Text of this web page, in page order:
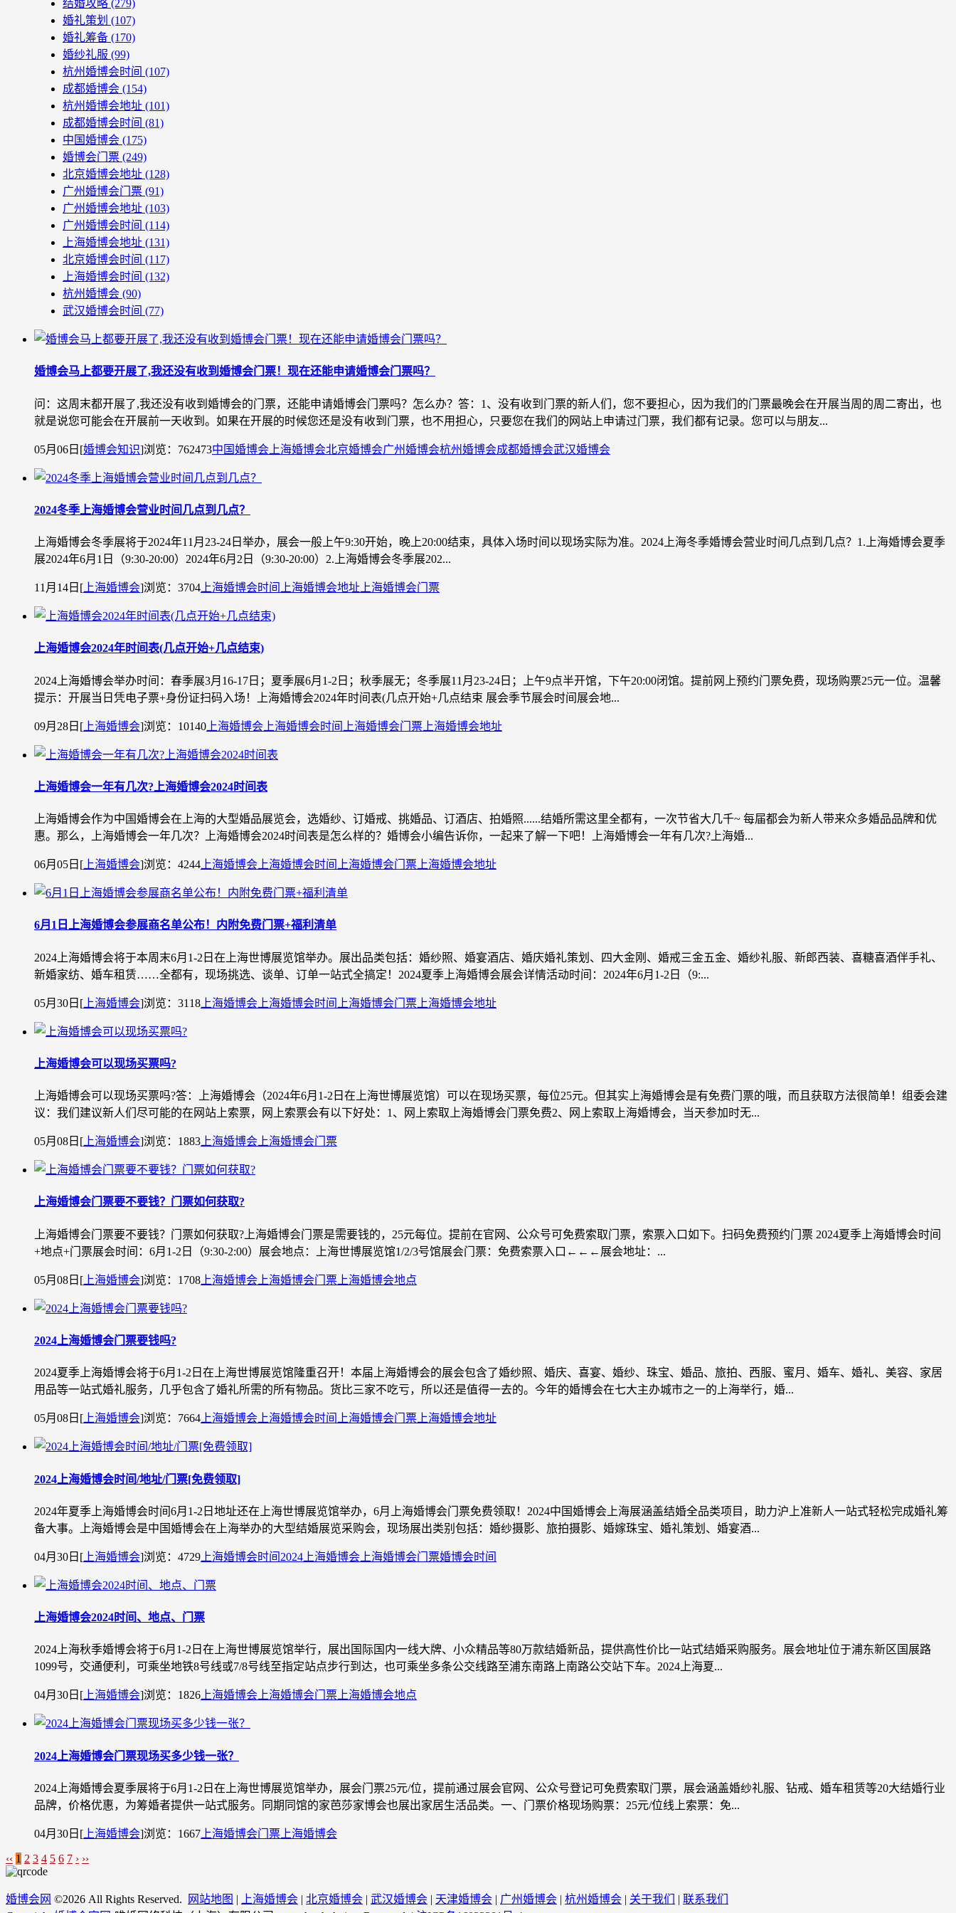
结婚攻略 (279)
婚礼策划 (107)
婚礼筹备 (170)
婚纱礼服 (99)
杭州婚博会时间 (107)
成都婚博会 (154)
杭州婚博会地址 (101)
成都婚博会时间 (81)
中国婚博会 (175)
婚博会门票 (249)
北京婚博会地址 (128)
广州婚博会门票 (91)
广州婚博会地址 (103)
广州婚博会时间 (114)
上海婚博会地址 (131)
北京婚博会时间 (117)
上海婚博会时间 (132)
杭州婚博会 (90)
武汉婚博会时间 (77)
婚博会马上都要开展了,我还没有收到婚博会门票！现在还能申请婚博会门票吗？
问：这周末都开展了,我还没有收到婚博会的门票，还能申请婚博会门票吗？怎么办？答：1、没有收到门票的新人们，您不要担心，因为我们的门票最晚会在开展当周的周二寄出，也
就是说您可能会在开展前一天收到。如果在开展的时候您还是没有收到门票，也不用担心，只要您在我们的网站上申请过门票，我们都有记录。您可以与朋友...
05月06日 [婚博会知识]浏览：762473中国婚博会 上海婚博会北京婚博会广州婚博会杭州婚博会成都婚博会武汉婚博会
2024冬季上海婚博会营业时间几点到几点？
上海婚博会冬季展将于2024年11月23-24日举办，展会一般上午9:30开始，晚上20:00结束，具体入场时间以现场实际为准。2024上海冬季婚博会营业时间几点到几点？1.上海婚博会夏季
展2024年6月1日（9:30-20:00）2024年6月2日（9:30-20:00）2.上海婚博会冬季展202...
11月14日 [ 上海婚博会]浏览：3704 上海婚博会时间 上海婚博会地址 上海婚博会门票
上海婚博会2024年时间表(几点开始+几点结束)
2024上海婚博会举办时间：春季展3月16-17日；夏季展6月1-2日；秋季展无；冬季展11月23-24日；上午9点半开馆，下午20:00闭馆。提前网上预约门票免费，现场购票25元一位。温馨
提示：开展当日凭电子票+身份证扫码入场！上海婚博会2024年时间表(几点开始+几点结束 展会季节展会时间展会地...
09月28日 [ 上海婚博会]浏览：10140 上海婚博会 上海婚博会时间 上海婚博会门票 上海婚博会地址
上海婚博会一年有几次?上海婚博会2024时间表
上海婚博会作为中国婚博会在上海的大型婚品展览会，选婚纱、订婚戒、挑婚品、订酒店、拍婚照......结婚所需这里全都有，一次节省大几千~ 每届都会为新人带来众多婚品品牌和优
惠。那么，上海婚博会一年几次？上海婚博会2024时间表是怎么样的？婚博会小编告诉你，一起来了解一下吧！上海婚博会一年有几次?上海婚...
06月05日 [ 上海婚博会]浏览：4244 上海婚博会 上海婚博会时间 上海婚博会门票 上海婚博会地址
6月1日上海婚博会参展商名单公布！内附免费门票+福利清单
2024上海婚博会将于本周末6月1-2日在上海世博展览馆举办。展出品类包括：婚纱照、婚宴酒店、婚庆婚礼策划、四大金刚、婚戒三金五金、婚纱礼服、新郎西装、喜糖喜酒伴手礼、
新婚家纺、婚车租赁……全都有，现场挑选、谈单、订单一站式全搞定！2024夏季上海婚博会展会详情活动时间：2024年6月1-2日（9:...
05月30日 [ 上海婚博会]浏览：3118 上海婚博会 上海婚博会时间 上海婚博会门票 上海婚博会地址
上海婚博会可以现场买票吗?
上海婚博会可以现场买票吗?答：上海婚博会（2024年6月1-2日在上海世博展览馆）可以在现场买票，每位25元。但其实上海婚博会是有免费门票的哦，而且获取方法很简单！组委会建
议：我们建议新人们尽可能的在网站上索票，网上索票会有以下好处：1、网上索取上海婚博会门票免费2、网上索取上海婚博会，当天参加时无...
05月08日 [ 上海婚博会]浏览：1883 上海婚博会 上海婚博会门票
上海婚博会门票要不要钱？门票如何获取?
上海婚博会门票要不要钱？门票如何获取?上海婚博会门票是需要钱的，25元每位。提前在官网、公众号可免费索取门票，索票入口如下。扫码免费预约门票 2024夏季上海婚博会时间
+地点+门票展会时间：6月1-2日（9:30-2:00）展会地点：上海世博展览馆1/2/3号馆展会门票：免费索票入口←←←展会地址：...
05月08日 [ 上海婚博会]浏览：1708 上海婚博会 上海婚博会门票 上海婚博会地点
2024上海婚博会门票要钱吗?
2024夏季上海婚博会将于6月1-2日在上海世博展览馆隆重召开！本届上海婚博会的展会包含了婚纱照、婚庆、喜宴、婚纱、珠宝、婚品、旅拍、西服、蜜月、婚车、婚礼、美容、家居
用品等一站式婚礼服务，几乎包含了婚礼所需的所有物品。货比三家不吃亏，所以还是值得一去的。今年的婚博会在七大主办城市之一的上海举行，婚...
05月08日 [ 上海婚博会]浏览：7664 上海婚博会 上海婚博会时间 上海婚博会门票 上海婚博会地址
2024上海婚博会时间/地址/门票[免费领取]
2024年夏季上海婚博会时间6月1-2日地址还在上海世博展览馆举办，6月上海婚博会门票免费领取！2024中国婚博会上海展涵盖结婚全品类项目，助力沪上准新人一站式轻松完成婚礼筹
备大事。上海婚博会是中国婚博会在上海举办的大型结婚展览采购会，现场展出类别包括：婚纱摄影、旅拍摄影、婚嫁珠宝、婚礼策划、婚宴酒...
04月30日 [ 上海婚博会]浏览：4729 上海婚博会时间 2024上海婚博会 上海婚博会门票婚博会时间
上海婚博会2024时间、地点、门票
2024上海秋季婚博会将于6月1-2日在上海世博展览馆举行，展出国际国内一线大牌、小众精品等80万款结婚新品，提供高性价比一站式结婚采购服务。展会地址位于浦东新区国展路
1099号，交通便利，可乘坐地铁8号线或7/8号线至指定站点步行到达，也可乘坐多条公交线路至浦东南路上南路公交站下车。2024上海夏...
04月30日 [ 上海婚博会]浏览：1826 上海婚博会 上海婚博会门票 上海婚博会地点
2024上海婚博会门票现场买多少钱一张？
2024上海婚博会夏季展将于6月1-2日在上海世博展览馆举办，展会门票25元/位，提前通过展会官网、公众号登记可免费索取门票，展会涵盖婚纱礼服、钻戒、婚车租赁等20大结婚行业
品牌，价格优惠，为筹婚者提供一站式服务。同期同馆的家芭莎家博会也展出家居生活品类。一、门票价格现场购票：25元/位线上索票：免...
04月30日 [ 上海婚博会]浏览：1667 上海婚博会门票 上海婚博会
‹‹ 1 2 3 4 5 6 7 › ››
婚博会网 ©2026 All Rights Reserved. 网站地图 | 上海婚博会 | 北京婚博会 | 武汉婚博会 | 天津婚博会 | 广州婚博会 | 杭州婚博会 | 关于我们 | 联系我们